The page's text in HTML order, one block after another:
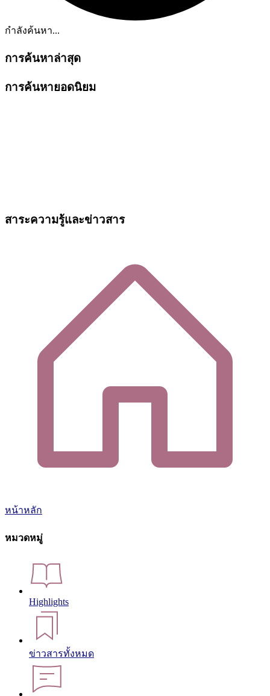
กำลังค้นหา...
การค้นหาล่าสุด
การค้นหายอดนิยม
สาระความรู้และข่าวสาร
หน้าหลัก
หมวดหมู่
Highlights
ข่าวสารทั้งหมด